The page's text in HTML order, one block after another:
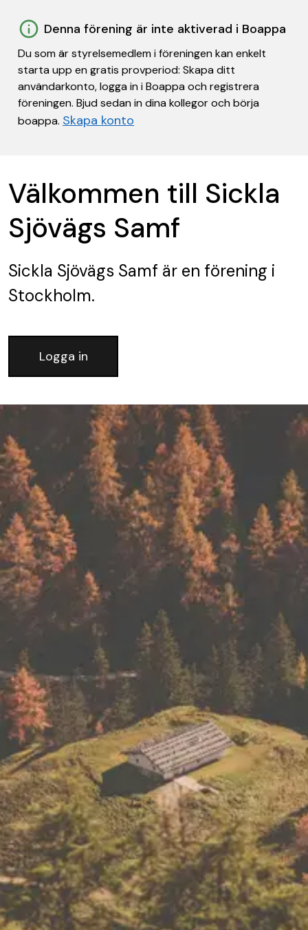
Denna förening är inte aktiverad i Boappa
Du som är styrelsemedlem i föreningen kan enkelt
starta upp en gratis provperiod: Skapa ditt
användarkonto, logga in i Boappa och registrera
föreningen. Bjud sedan in dina kollegor och börja
boappa. Skapa konto
Välkommen till Sickla
Sjövägs Samf
Sickla Sjövägs Samf är en förening i
Stockholm.
Logga in